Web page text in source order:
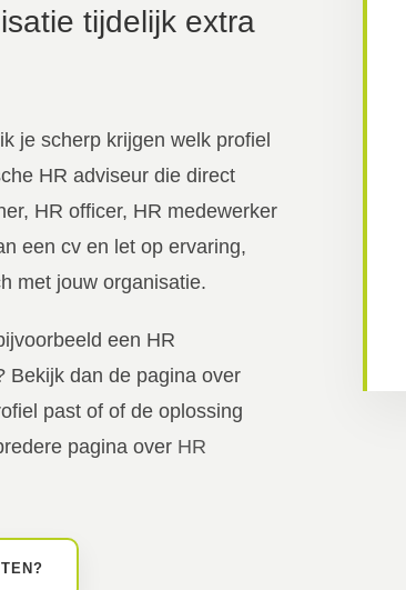
tijdelijk extra
je scherp krijgen welk profiel
HR adviseur die direct
HR officer, HR medewerker
een cv en let op ervaring,
met jouw organisatie.
een HR
Bekijk dan de pagina over
past of of de oplossing
pagina over HR